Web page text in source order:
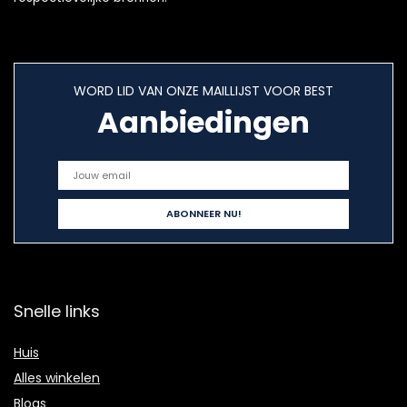
WORD LID VAN ONZE MAILLIJST VOOR BEST
Aanbiedingen
Snelle links
Huis
Alles winkelen